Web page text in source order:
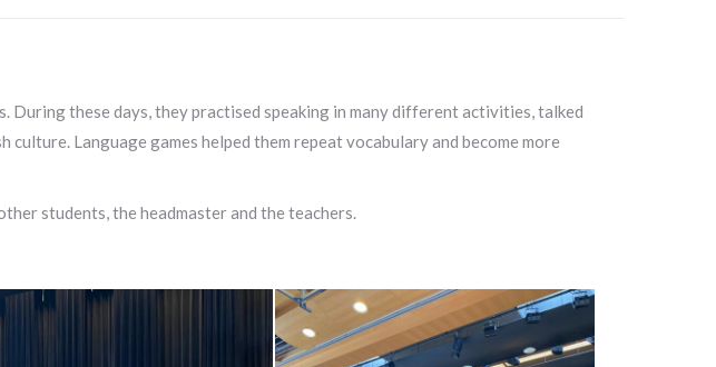
these days, they practised speaking in many different activities, talked
Language games helped them repeat vocabulary and become more
students, the headmaster and the teachers.